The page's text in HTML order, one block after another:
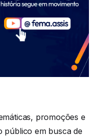
promoções e
público em busca de